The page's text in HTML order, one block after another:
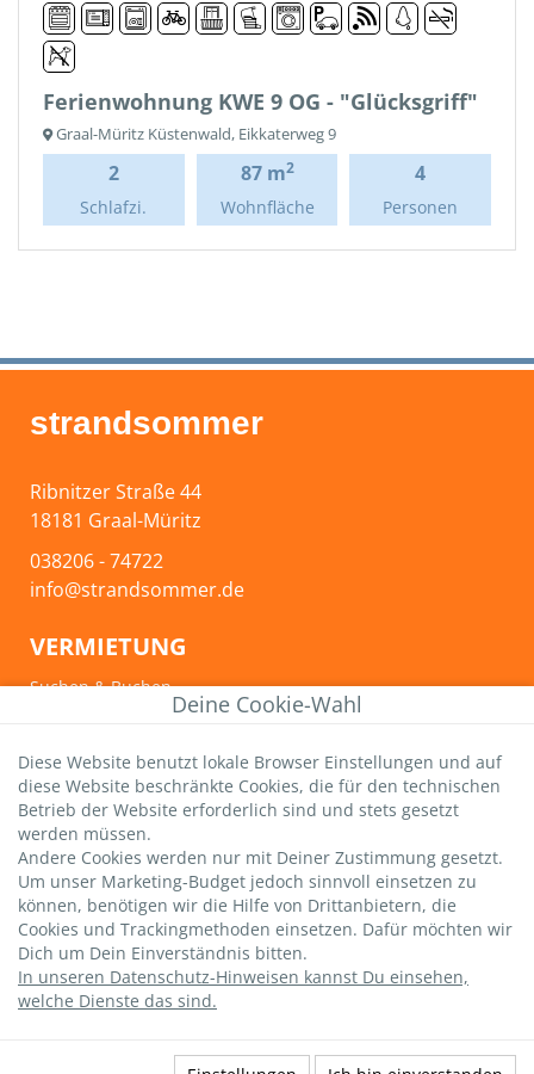
Deine Cookie-Wahl
Diese Website benutzt lokale Browser Einstellungen und auf
diese Website beschränkte Cookies, die für den technischen
Betrieb der Website erforderlich sind und stets gesetzt
werden müssen.
Andere Cookies werden nur mit Deiner Zustimmung gesetzt.
Um unser Marketing-Budget jedoch sinnvoll einsetzen zu
können, benötigen wir die Hilfe von Drittanbietern, die
Cookies und Trackingmethoden einsetzen. Dafür möchten wir
Dich um Dein Einverständnis bitten.
In unseren Datenschutz-Hinweisen kannst Du einsehen,
welche Dienste das sind.
Ferienwohnung KWE 9 OG - "Glücksgriff"
Graal-Müritz Küstenwald, Eikkaterweg 9
2
Schlafzi.
87 m2
Wohnfläche
4
Personen
strandsommer
Ribnitzer Straße 44
18181 Graal-Müritz
038206 - 74722
info@strandsommer.de
VERMIETUNG
Suchen & Buchen
Ferienwohnungen
Angebote
Ferienunterkünfte mit Sauna
Strandnahe Ferienunterkünfte
Urlaub mit Hund
Fahrrad inklusive
INFOS & TIPPS
Graal-Müritz